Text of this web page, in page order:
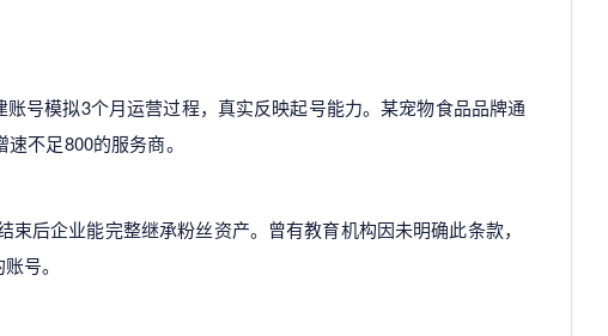
号模拟3个月运营过程，真实反映起号能力。某宠物食品品牌通
不足800的服务商。
后企业能完整继承粉丝资产。曾有教育机构因未明确此条款，
号。